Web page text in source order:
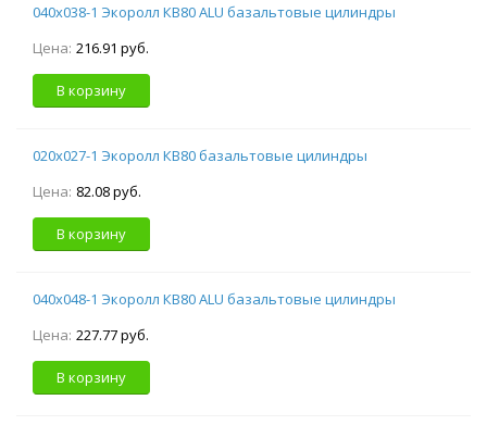
040х038-1 Экоролл КВ80 ALU базальтовые цилиндры
Цена: 216.91 руб.
В корзину
020х027-1 Экоролл КВ80 базальтовые цилиндры
Цена: 82.08 руб.
В корзину
040х048-1 Экоролл КВ80 ALU базальтовые цилиндры
Цена: 227.77 руб.
В корзину